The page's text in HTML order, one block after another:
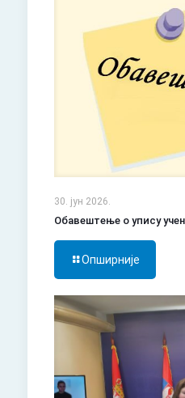
30. јун 2026.
Обавештење о упису
Опширније